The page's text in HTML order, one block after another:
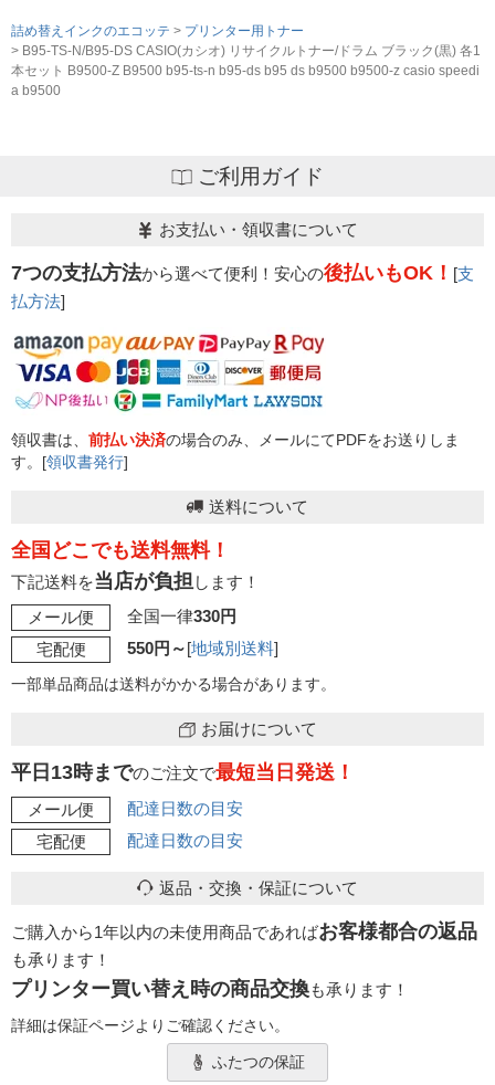
詰め替えインクのエコッテ
プリンター用トナー
B95-TS-N/B95-DS CASIO(カシオ) リサイクルトナー/ドラム ブラック(黒) 各1
本セット B9500-Z B9500 b95-ts-n b95-ds b95 ds b9500 b9500-z casio speedi
a b9500
ご利用ガイド
お支払い・領収書について
7つの支払方法から選べて便利！安心の後払いもOK！ [支
払方法]
領収書は、 前払い決済の場合のみ、メールにてPDFをお送りしま
す。[領収書発行]
送料について
全国どこでも送料無料！
下記送料を当店が負担 します！
メール便
全国一律330円
宅配便
550円～[地域別送料]
一部単品商品は送料がかかる場合があります。
お届けについて
平日13時までのご注文で最短当日発送！
メール便
配達日数の目安
宅配便
配達日数の目安
返品・交換・保証について
ご購入から1年以内の未使用商品であればお客様都合の返品
も承ります！
プリンター買い替え時の商品交換も承ります！
詳細は保証ページよりご確認ください。
ふたつの保証